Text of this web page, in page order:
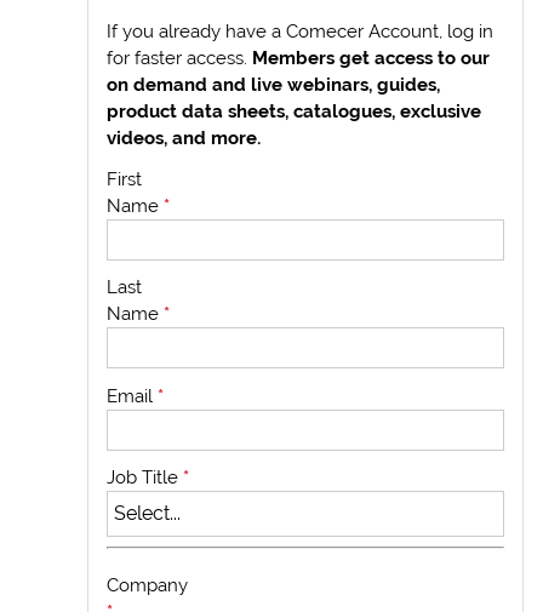
If you already have a Comecer Account, log in
for faster access. Members get access to our
on demand and live webinars, guides,
product data sheets, catalogues, exclusive
videos, and more.
First
Name *
Last
Name *
Email *
Job Title *
Company